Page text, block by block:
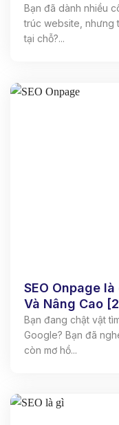
Bạn đã dành nhiều
trúc website, nhưng
tại chỗ?...
SEO Onpage
Và Nâng Cao
Bạn đang chật vật
Google? Bạn đã
còn mơ hồ...